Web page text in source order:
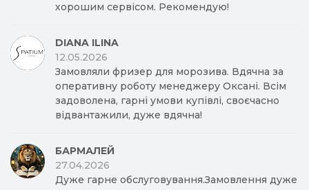
хорошим сервісом. Рекомендую!
DIANA ILINA
12.05.2026
Замовляли фризер для морозива. Вдячна за
оперативну роботу менеджеру Оксані. Всім
задоволена, гарні умови купівлі, своєчасно
відвантажили, дуже вдячна!
БАРМАЛЕЙ
27.04.2026
Дуже гарне обслуговування.Замовлення дуже